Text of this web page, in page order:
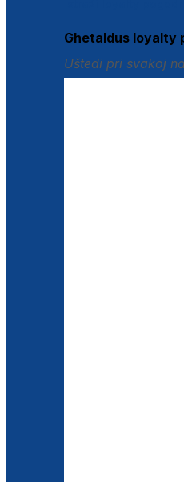
Ghetaldus loyalty
Uštedi pri svakoj